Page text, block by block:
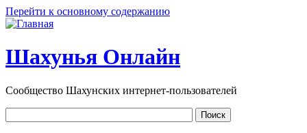
Перейти к основному содержанию
Шахунья Онлайн
Сообщество Шахунских интернет-пользователей